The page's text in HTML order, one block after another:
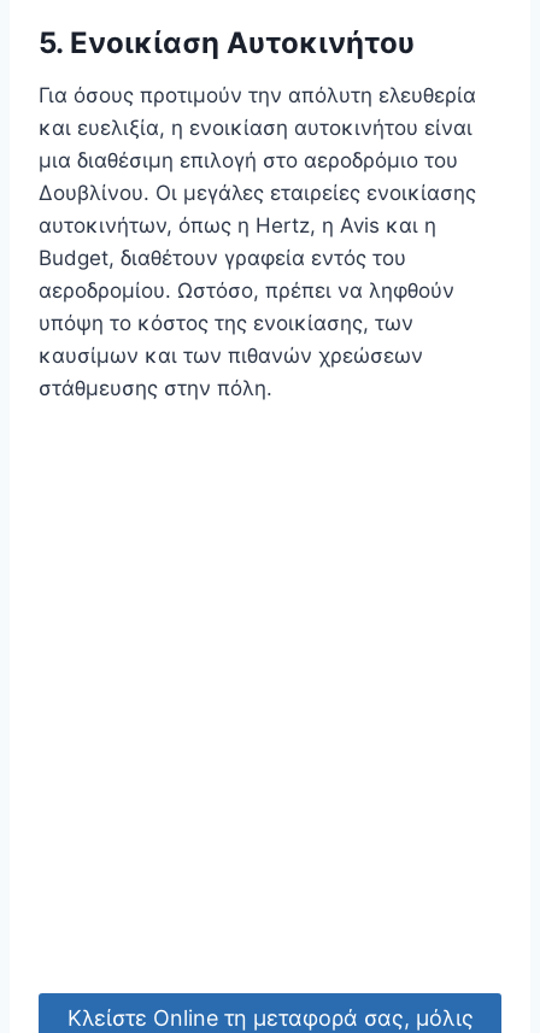
5. Ενοικίαση Αυτοκινήτου
Για όσους προτιμούν την απόλυτη ελευθερία
και ευελιξία, η ενοικίαση αυτοκινήτου είναι
μια διαθέσιμη επιλογή στο αεροδρόμιο του
Δουβλίνου. Οι μεγάλες εταιρείες ενοικίασης
αυτοκινήτων, όπως η Hertz, η Avis και η
Budget, διαθέτουν γραφεία εντός του
αεροδρομίου. Ωστόσο, πρέπει να ληφθούν
υπόψη το κόστος της ενοικίασης, των
καυσίμων και των πιθανών χρεώσεων
στάθμευσης στην πόλη.
Κλείστε Online τη μεταφορά σας, μόλις